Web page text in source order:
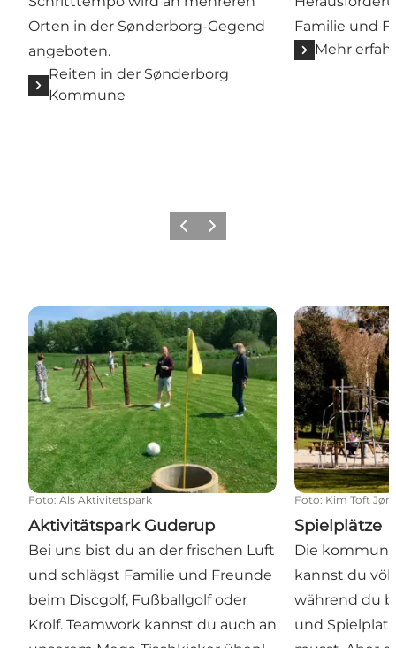
Orten in der Sønderborg-Gegend
angeboten.
Reiten in der Sønderborg
Kommune
Familie und
Mehr
ZurückWeiter
Aktivitätspark Guderup
Foto: Als Aktivitetspark
Aktivitätspark Guderup
Bei uns bist du an der frischen Luft
und schlägst Familie und Freunde
beim Discgolf, Fußballgolf oder
Krolf. Teamwork kannst du auch an
Spielplätze
Foto: Kim Toft
Spielplätze
Die
kannst du
während du
und